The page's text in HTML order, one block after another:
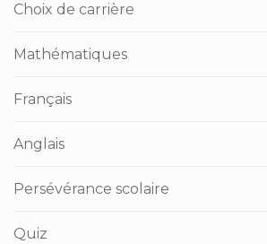
Choix de carrière
Mathématiques
Français
Anglais
Persévérance scolaire
Quiz